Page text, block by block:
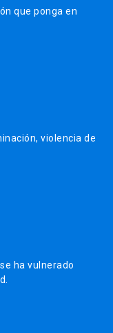
que ponga en
violencia de
ha vulnerado